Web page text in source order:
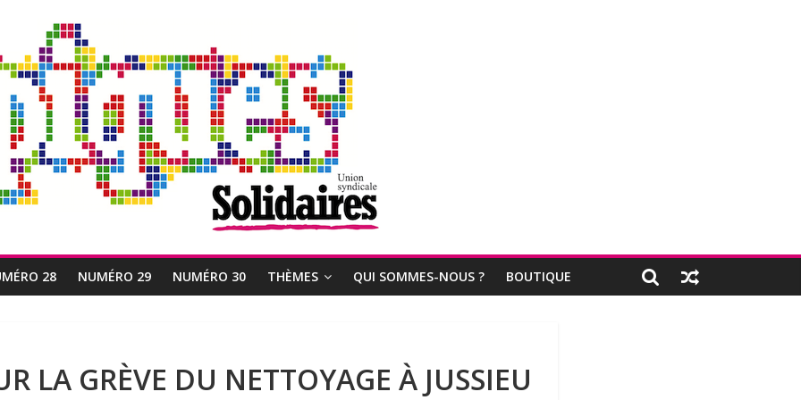
28 NUMÉRO 29 NUMÉRO 30 THÈMES QUI SOMMES-NOUS ? BOUTIQUE
LA GRÈVE DU NETTOYAGE À JUSSIEU